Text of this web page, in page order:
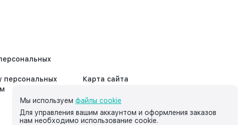
персональных
Карта сайта
Мы используем файлы cookie
Для управления вашим аккаунтом и оформления заказов
нам необходимо использование cookie.